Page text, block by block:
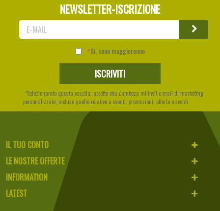
NEWSLETTER-ISCRIZIONE
Sì, sono maggiorenne
*Selezionando questa casella, accetto che Zambeza mi invii e-mail di marketing
personalizzate, incluse quelle relative a eventi, promozioni, offerte e sconti.
IL TUO CONTO
LE NOSTRE OFFERTE
INFORMATION
LATEST